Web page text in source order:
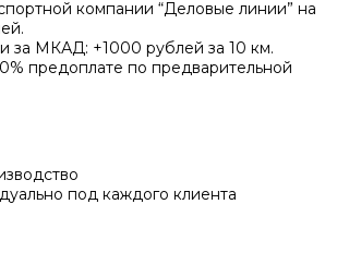
компании “Деловые линии” на
за МКАД: +1000 рублей за 10 км.
предоплате по предварительной
под каждого клиента